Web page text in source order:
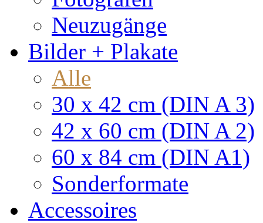
Neuzugänge
Bilder + Plakate
Alle
30 x 42 cm (DIN A 3)
42 x 60 cm (DIN A 2)
60 x 84 cm (DIN A1)
Sonderformate
Accessoires